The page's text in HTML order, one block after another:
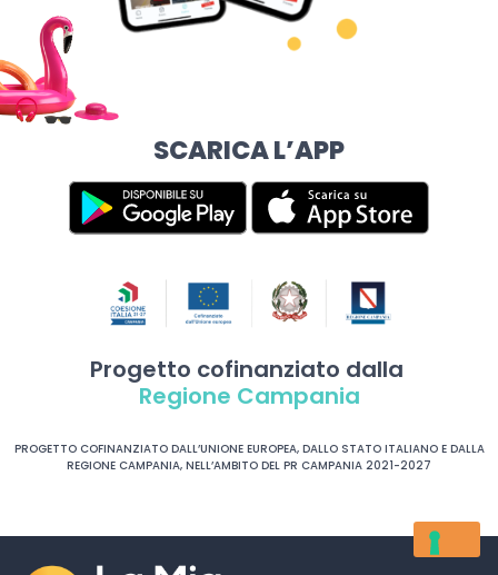
SCARICA L’APP
Progetto cofinanziato dalla
Regione Campania
PROGETTO COFINANZIATO DALL’UNIONE EUROPEA, DALLO STATO ITALIANO E DALLA
REGIONE CAMPANIA, NELL’AMBITO DEL PR CAMPANIA 2021-2027